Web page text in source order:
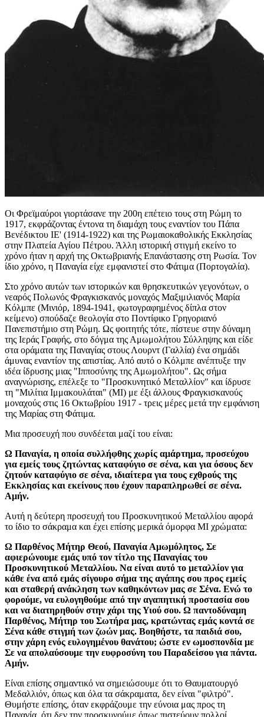
Οι Φρεϊμαύροι γιορτάσανε την 200η επέτειο τους στη Ρώμη το
1917, εκφράζοντας έντονα τη διαμάχη τους εναντίον του Πάπα
Βενέδικτου ΙΕ' (1914-1922) και της Ρωμαιοκαθολικής Εκκλησίας
στην Πλατεία Αγίου Πέτρου. Άλλη ιστορική στιγμή εκείνο το
χρόνο ήταν η αρχή της Οκτωβριανής Επανάστασης στη Ρωσία. Τον
ίδιο χρόνο, η Παναγία είχε εμφανιστεί στο Φάτιμα (Πορτογαλία).
Στο χρόνο αυτών των ιστορικών και θρησκευτικών γεγονότων, ο
νεαρός Πολωνός Φραγκισκανός μοναχός Μαξιμιλιανός Μαρία
Κόλμπε (Μινιόρ, 1894-1941, φωτογραφημένος δίπλα στον
κείμενο) σπούδαζε θεολογία στο Ποντίφικο Γρηγοριανό
Πανεπιστήμιο στη Ρώμη. Ως φοιτητής τότε, πίστευε στην δύναμη
της Ιεράς Γραφής, στο δόγμα της Αμωμολήτου Σύλληψης και είδε
στα οράματα της Παναγίας στους Λουρντ (Γαλλία) ένα σημάδι
άμυνας εναντίον της απιστίας. Από αυτό ο Κόλμπε ανέπτυξε την
ιδέα ίδρυσης μιας "Ιπποσύνης της Αμωμολήτου". Ως σήμα
αναγνώρισης, επέλεξε το "Προσκυνητικό Μεταλλίον" και ίδρυσε
τη "Μιλίτια Ιμμακουλάται" (MI) με έξι άλλους Φραγκισκανούς
μοναχούς στις 16 Οκτωβρίου 1917 - τρεις μέρες μετά την εμφάνιση
της Μαρίας στη Φάτιμα.
Μια προσευχή που συνδέεται μαζί του είναι:
Ω Παναγία, η οποία συλλήφθης χωρίς αμάρτημα, προσεύχου
για εμείς τους ζητώντας καταφύγιο σε σένα, και για όσους δεν
ζητούν καταφύγιο σε σένα, ιδιαίτερα για τους εχθρούς της
Εκκλησίας και εκείνους που έχουν παραπληρωθεί σε σένα.
Αμήν.
Αυτή η δεύτερη προσευχή του Προσκυνητικού Μεταλλίου αφορά
το ίδιο το σάκραμα και έχει επίσης μερικά όμορφα MI χρώματα:
Ω Παρθένος Μήτηρ Θεού, Παναγία Αμωμόλητος, Σε
αφιερώνουμε εμάς υπό τον τίτλο της Παναγίας του
Προσκυνητικού Μεταλλίου. Να είναι αυτό το μεταλλίον για
κάθε ένα από εμάς σίγουρο σήμα της αγάπης σου προς εμείς
και σταθερή ανάκληση των καθηκόντων μας σε Σένα. Ενώ το
φορούμε, να ευλογηθούμε από την αγαπητική προστασία σου
και να διατηρηθούν στην χάρι της Υιού σου. Ω παντοδύναμη
Παρθένος, Μήτηρ του Σωτήρα μας, κρατώντας εμάς κοντά σε
Σένα κάθε στιγμή των ζωών μας. Βοηθήστε, τα παιδιά σου,
στην χάρη ενός ευλογημένου θανάτου; ώστε εν ωμοσπονδία με
Σε να απολαύσουμε την ευφροσύνη του Παραδείσου για πάντα.
Αμήν.
Είναι επίσης σημαντικό να σημειώσουμε ότι το Θαυματουργό
Μεδαλλιόν, όπως και όλα τα σάκραματα, δεν είναι "φιλτρό".
Θυμήστε επίσης, όταν εκφράζουμε την εύνοια μας προς τη